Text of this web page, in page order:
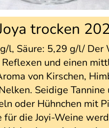
trocken
l, Säure: 5,29 g/l/ Der
und einen
von Kirschen,
Seidige Tannine
oder Hühnchen mit
die Joyi-Weine